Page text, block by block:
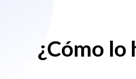
¿Cómo lo